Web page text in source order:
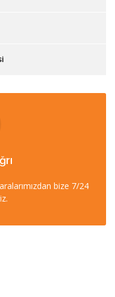
bize 7/24
24)